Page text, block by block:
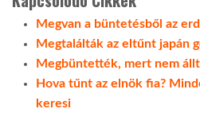
GLOBOBOOK
Megvan a büntetésből az
Megtalálták az eltűnt japán
Megbüntették, mert nem
Hova tűnt az elnök fia?
keresi